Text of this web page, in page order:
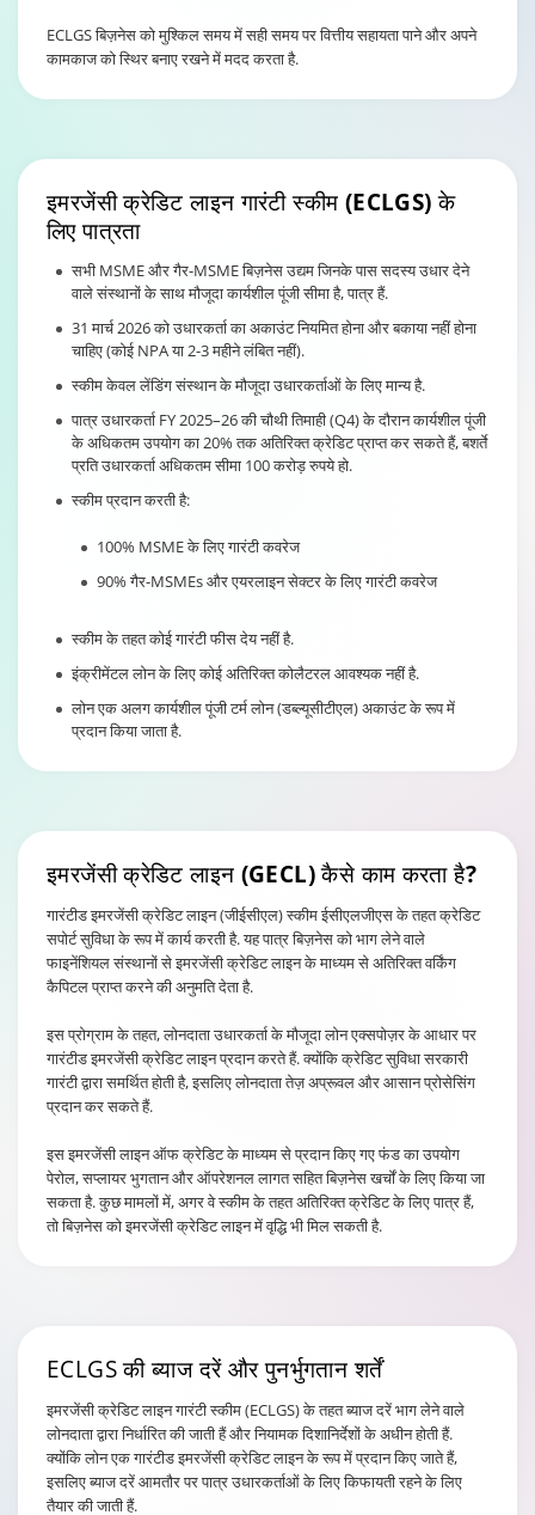
ECLGS बिज़नेस को मुश्किल समय में सही समय पर वित्तीय सहायता पाने और अपने
कामकाज को स्थिर बनाए रखने में मदद करता है.
इमरजेंसीक्रेडिट लाइन गारंटी स्कीम (ECLGS)के
लिए पात्रता
सभी MSME और गैर-MSME बिज़नेस उद्यम जिनके पास सदस्य उधार देने
वाले संस्थानों के साथ मौजूदा कार्यशील पूंजी सीमा है, पात्र हैं.
31 मार्च 2026 को उधारकर्ता का अकाउंट नियमित होना और बकाया नहीं होना
चाहिए (कोई NPA या 2-3 महीने लंबित नहीं).
स्कीम केवल लेंडिंग संस्थान के मौजूदा उधारकर्ताओं के लिए मान्य है.
पात्र उधारकर्ता FY 2025–26 की चौथी तिमाही (Q4) के दौरान कार्यशील पूंजी
के अधिकतम उपयोग का 20% तक अतिरिक्त क्रेडिट प्राप्त कर सकते हैं, बशर्ते
प्रति उधारकर्ता अधिकतम सीमा 100 करोड़ रुपये हो.
स्कीम प्रदान करती है:
100% MSME के लिए गारंटी कवरेज
90% गैर-MSMEs और एयरलाइन सेक्टर के लिए गारंटी कवरेज
स्कीम के तहत कोई गारंटी फीस देय नहीं है.
इंक्रीमेंटल लोन के लिए कोई अतिरिक्त कोलैटरल आवश्यक नहीं है.
लोन एक अलग कार्यशील पूंजी टर्म लोन (डब्ल्यूसीटीएल) अकाउंट के रूप में
प्रदान किया जाता है.
इमरजेंसीक्रेडिट लाइन (GECL) कैसे काम करता है?
गारंटीड इमरजेंसी क्रेडिट लाइन (जीईसीएल) स्कीम ईसीएलजीएस के तहत क्रेडिट
सपोर्ट सुविधा के रूप में कार्य करती है. यह पात्र बिज़नेस को भाग लेने वाले
फाइनेंशियल संस्थानों से इमरजेंसी क्रेडिट लाइन के माध्यम से अतिरिक्त वर्किंग
कैपिटल प्राप्त करने की अनुमति देता है.
इस प्रोग्राम के तहत, लोनदाता उधारकर्ता के मौजूदा लोन एक्सपोज़र के आधार पर
गारंटीड इमरजेंसी क्रेडिट लाइन प्रदान करते हैं. क्योंकि क्रेडिट सुविधा सरकारी
गारंटी द्वारा समर्थित होती है, इसलिए लोनदाता तेज़ अप्रूवल और आसान प्रोसेसिंग
प्रदान कर सकते हैं.
इस इमरजेंसी लाइन ऑफ क्रेडिट के माध्यम से प्रदान किए गए फंड का उपयोग
पेरोल, सप्लायर भुगतान और ऑपरेशनल लागत सहित बिज़नेस खर्चों के लिए किया जा
सकता है. कुछ मामलों में, अगर वे स्कीम के तहत अतिरिक्त क्रेडिट के लिए पात्र हैं,
तो बिज़नेस को इमरजेंसी क्रेडिट लाइन में वृद्धि भी मिल सकती है.
ECLGS की ब्याज दरेंऔर पुनर्भुगतान शर्तें
इमरजेंसी क्रेडिट लाइन गारंटी स्कीम (ECLGS) के तहत ब्याज दरें भाग लेने वाले
लोनदाता द्वारा निर्धारित की जाती हैं और नियामक दिशानिर्देशों के अधीन होती हैं.
क्योंकि लोन एक गारंटीड इमरजेंसी क्रेडिट लाइन के रूप में प्रदान किए जाते हैं,
इसलिए ब्याज दरें आमतौर पर पात्र उधारकर्ताओं के लिए किफायती रहने के लिए
तैयार की जाती हैं.